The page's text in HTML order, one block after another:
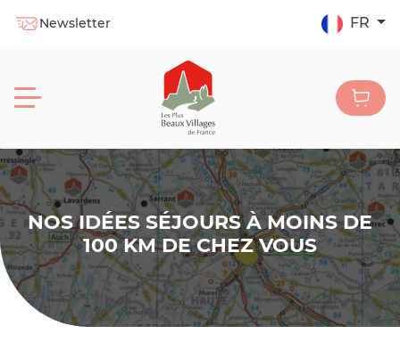
Newsletter FR
NOS IDÉES SÉJOURS À MOINS DE
100 KM DE CHEZ VOUS